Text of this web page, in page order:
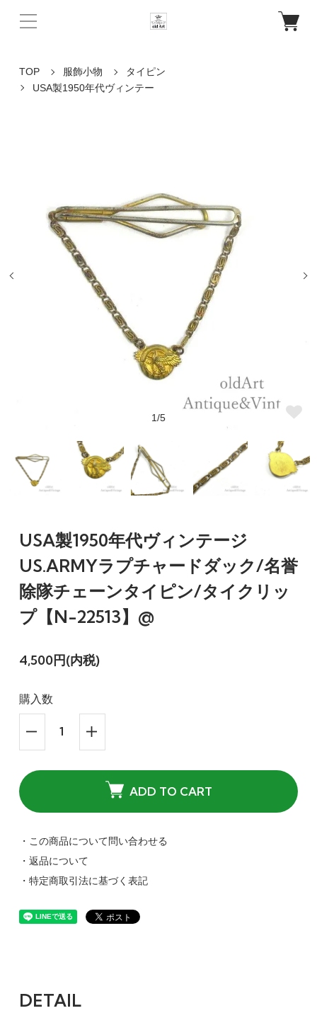
TOP 服飾小物
タイピン
USA製1950年代ヴィンテー
1/5
USA製1950年代ヴィンテージ
US.ARMYラプチャードダック/名誉
除隊チェーンタイピン/タイクリッ
プ【N-22513】@
4,500円(内税)
購入数
ADD TO CART
・この商品について問い合わせる
・返品について
・特定商取引法に基づく表記
DETAIL